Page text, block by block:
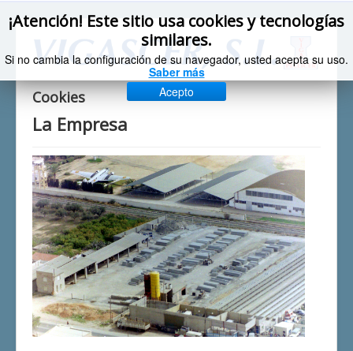
Cookies
¡Atención! Este sitio usa cookies y tecnologías
similares.
Si no cambia la configuración de su navegador, usted acepta su uso.
Saber más
Acepto
La Empresa